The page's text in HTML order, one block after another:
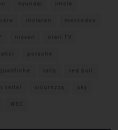
hyundai imola
mclaren mercedes
nissan orari TV
porsche
qualifiche rally red bull
vettel sicurezza sky
WEC